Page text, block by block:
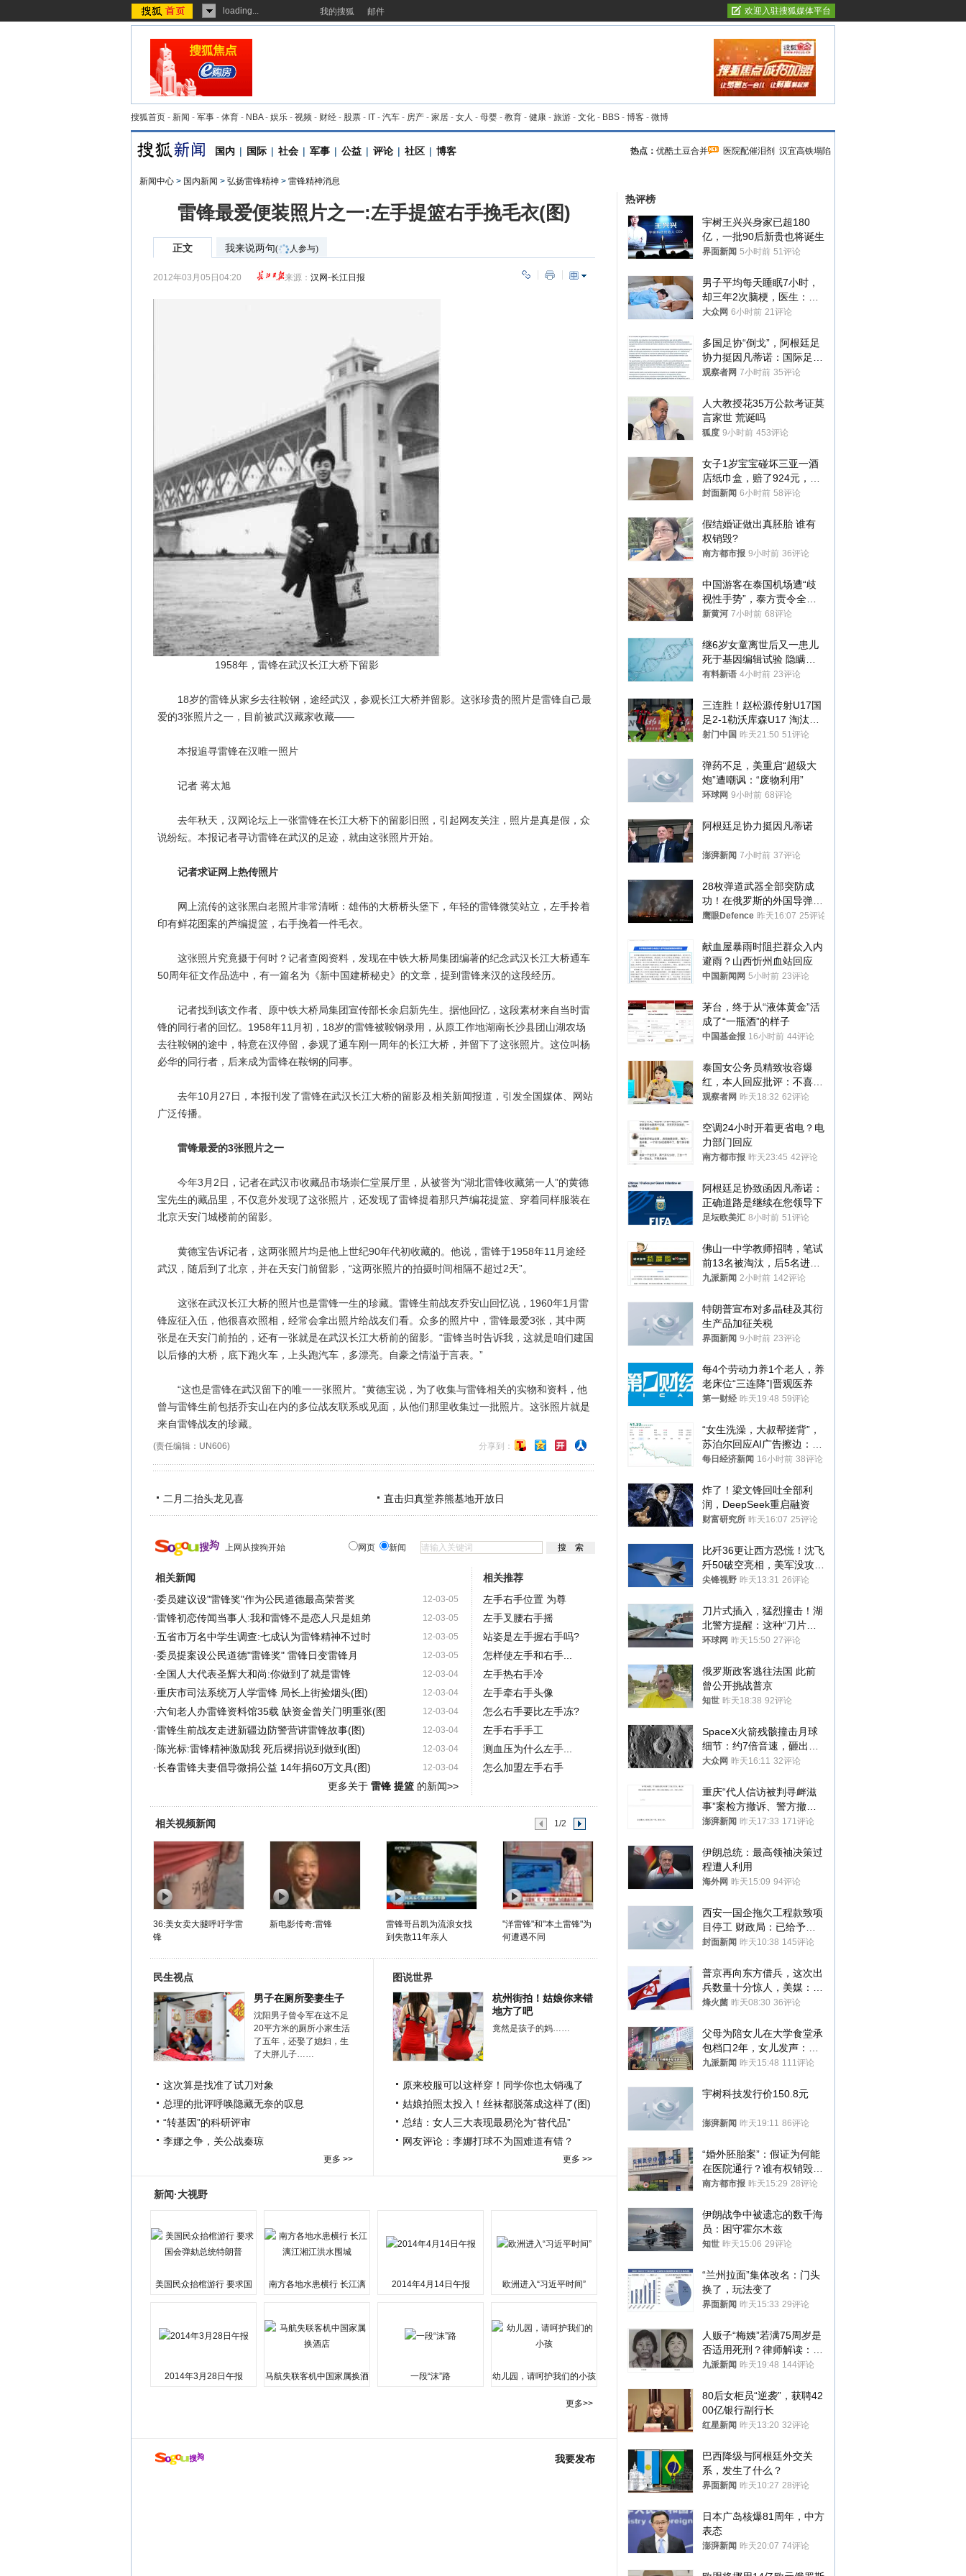
loading... 我的搜狐 邮件 欢迎入驻搜狐媒体平台
搜狐首页 - 新闻 - 军事 - 体育 - NBA- 娱乐 - 视频 - 财经 - 股票 - IT - 汽车 - 房产 - 家居 - 女人 - 母婴 - 教育 - 健康 - 旅游 - 文化 - BBS - 博客 - 微博
国内 | 国际 | 社会 | 军事 | 公益 | 评论 | 社区 | 博客 热点： 优酷土豆合并 医院配催泪剂 汉宜高铁塌陷
新闻中心 > 国内新闻 > 弘扬雷锋精神 > 雷锋精神消息
雷锋最爱便装照片之一:左手提篮右手挽毛衣(图)
正文 我来说两句( 人参与)
2012年03月05日04:20 来源： 汉网-长江日报
1958年，雷锋在武汉长江大桥下留影
18岁的雷锋从家乡去往鞍钢，途经武汉，参观长江大桥并留影。这张珍贵的照片是雷锋自己最
爱的3张照片之一，目前被武汉藏家收藏——
本报追寻雷锋在汉唯一照片
记者 蒋太旭
去年秋天，汉网论坛上一张雷锋在长江大桥下的留影旧照，引起网友关注，照片是真是假，众
说纷纭。本报记者寻访雷锋在武汉的足迹，就由这张照片开始。
记者求证网上热传照片
网上流传的这张黑白老照片非常清晰：雄伟的大桥桥头堡下，年轻的雷锋微笑站立，左手拎着
印有鲜花图案的芦编提篮，右手挽着一件毛衣。
这张照片究竟摄于何时？记者查阅资料，发现在中铁大桥局集团编著的纪念武汉长江大桥通车
50周年征文作品选中，有一篇名为《新中国建桥秘史》的文章，提到雷锋来汉的这段经历。
记者找到该文作者、原中铁大桥局集团宣传部长余启新先生。据他回忆，这段素材来自当时雷
锋的同行者的回忆。1958年11月初，18岁的雷锋被鞍钢录用，从原工作地湖南长沙县团山湖农场
去往鞍钢的途中，特意在汉停留，参观了通车刚一周年的长江大桥，并留下了这张照片。这位叫杨
必华的同行者，后来成为雷锋在鞍钢的同事。
去年10月27日，本报刊发了雷锋在武汉长江大桥的留影及相关新闻报道，引发全国媒体、网站
广泛传播。
雷锋最爱的3张照片之一
今年3月2日，记者在武汉市收藏品市场崇仁堂展厅里，从被誉为“湖北雷锋收藏第一人”的黄德
宝先生的藏品里，不仅意外发现了这张照片，还发现了雷锋提着那只芦编花提篮、穿着同样服装在
北京天安门城楼前的留影。
黄德宝告诉记者，这两张照片均是他上世纪90年代初收藏的。他说，雷锋于1958年11月途经
武汉，随后到了北京，并在天安门前留影，“这两张照片的拍摄时间相隔不超过2天”。
这张在武汉长江大桥的照片也是雷锋一生的珍藏。雷锋生前战友乔安山回忆说，1960年1月雷
锋应征入伍，他很喜欢照相，经常会拿出照片给战友们看。众多的照片中，雷锋最爱3张，其中两
张是在天安门前拍的，还有一张就是在武汉长江大桥前的留影。“雷锋当时告诉我，这就是咱们建国
以后修的大桥，底下跑火车，上头跑汽车，多漂亮。自豪之情溢于言表。”
“这也是雷锋在武汉留下的唯一一张照片。”黄德宝说，为了收集与雷锋相关的实物和资料，他
曾与雷锋生前包括乔安山在内的多位战友联系或见面，从他们那里收集过一批照片。这张照片就是
来自雷锋战友的珍藏。
(责任编辑：UN606) 分享到：
二月二抬头龙见喜 直击归真堂养熊基地开放日
上网从搜狗开始 网页 新闻
相关新闻
12-03-05
·委员建议设"雷锋奖"作为公民道德最高荣誉奖
12-03-05
·雷锋初恋传闻当事人:我和雷锋不是恋人只是姐弟
12-03-05
·五省市万名中学生调查:七成认为雷锋精神不过时
12-03-05
·委员提案设公民道德"雷锋奖" 雷锋日变雷锋月
12-03-04
·全国人大代表圣辉大和尚:你做到了就是雷锋
12-03-04
·重庆市司法系统万人学雷锋 局长上街捡烟头(图)
12-03-04
·六旬老人办雷锋资料馆35载 缺资金曾关门明重张(图
12-03-04
·雷锋生前战友走进新疆边防警营讲雷锋故事(图)
12-03-04
· 陈光标:雷锋精神激励我 死后裸捐说到做到(图)
12-03-04
·长春雷锋夫妻倡导微捐公益 14年捐60万文具(图)
更多关于 雷锋 提篮的新闻>>
相关推荐
左手右手位置 为尊
左手叉腰右手摇
站姿是左手握右手吗?
怎样使左手和右手...
左手热右手冷
左手牵右手头像
怎么右手要比左手冻?
左手右手手工
测血压为什么左手...
怎么加盟左手右手
相关视频新闻 1/2
36:美女卖大腿呼吁学雷
锋
新电影传奇:雷锋
雷锋哥吕凯为流浪女找
到失散11年亲人
"洋雷锋"和"本土雷锋"为
何遭遇不同
民生视点
男子在厕所娶妻生子
沈阳男子曾令军在这不足
20平方米的厕所小家生活
了五年，还娶了媳妇，生
了大胖儿子……
这次算是找准了试刀对象
总理的批评呼唤隐藏无奈的叹息
“转基因”的科研评审
李娜之争，关公战秦琼
更多 >>
图说世界
杭州街拍！姑娘你来错
地方了吧
竟然是孩子的妈……
原来校服可以这样穿！同学你也太销魂了
姑娘拍照太投入！丝袜都脱落成这样了(图)
总结：女人三大表现最易沦为“替代品”
网友评论：李娜打球不为国难道有错？
更多 >>
新闻·大视野
美国民众抬棺游行 要求国
南方各地水患横行 长江漓
2014年4月14日午报 欧洲进入“习近平时间”
2014年3月28日午报
马航失联客机中国家属换酒
一段“沫”路 幼儿园，请呵护我们的小孩
更多>>
我要发布
热评榜
宇树王兴兴身家已超180
亿，一批90后新贵也将诞生
界面新闻 5小时前 51评论
男子平均每天睡眠7小时，
却三年2次脑梗，医生：这
样睡觉更伤身
大众网 6小时前 21评论
多国足协“倒戈”，阿根廷足
协力挺因凡蒂诺：国际足联
今后应继续在其领导下前行
观察者网 7小时前 35评论
人大教授花35万公款考证莫
言家世 荒诞吗
狐度 9小时前 453评论
女子1岁宝宝碰坏三亚一酒
店纸巾盒，赔了924元，发
帖吐槽后酒店退还一半的
封面新闻 6小时前 58评论
假结婚证做出真胚胎 谁有
权销毁?
南方都市报 9小时前 36评论
中国游客在泰国机场遭“歧
视性手势”，泰方责令全面
调查，对责任人采取最严厉
新黄河 7小时前 68评论
继6岁女童离世后又一患儿
死于基因编辑试验 隐瞒一
年才对外披露
有料新语 4小时前 23评论
三连胜！赵松源传射U17国
足2-1勒沃库森U17 淘汰赛
将战河床
射门中国 昨天21:50 51评论
弹药不足，美重启“超级大
炮”遭嘲讽：“废物利用”
环球网 9小时前 68评论
阿根廷足协力挺因凡蒂诺
澎湃新闻 7小时前 37评论
28枚弹道武器全部突防成
功！在俄罗斯的外国导弹发
射车都是合法打击目标
鹰眼Defence 昨天16:07 25评论
献血屋暴雨时阻拦群众入内
避雨？山西忻州血站回应
中国新闻网 5小时前 23评论
茅台，终于从“液体黄金”活
成了“一瓶酒”的样子
中国基金报 16小时前 44评论
泰国女公务员精致妆容爆
红，本人回应批评：不喜欢
就别看
观察者网 昨天18:32 62评论
空调24小时开着更省电？电
力部门回应
南方都市报 昨天23:45 42评论
阿根廷足协致函因凡蒂诺：
正确道路是继续在您领导下
足坛欧美汇 8小时前 51评论
佛山一中学教师招聘，笔试
前13名被淘汰，后5名进体
检，被疑萝卜岗，官方通
九派新闻 2小时前 142评论
特朗普宣布对多晶硅及其衍
生产品加征关税
界面新闻 9小时前 23评论
每4个劳动力养1个老人，养
老床位“三连降”|晋观医养
第一财经 昨天19:48 59评论
“女生洗澡，大叔帮搓背”，
苏泊尔回应AI广告擦边：视
频全下架，已强化内容管理
每日经济新闻 16小时前 38评论
炸了！梁文锋回吐全部利
润，DeepSeek重启融资
财富研究所 昨天16:07 25评论
比歼36更让西方恐慌！沈飞
歼50破空亮相，美军没攻克
的技术被拿下
尖锋视野 昨天13:31 26评论
刀片式插入，猛烈撞击！湖
北警方提醒：这种“刀片超
车”，太危险了
环球网 昨天15:50 27评论
俄罗斯政客逃往法国 此前
曾公开挑战普京
知世 昨天18:38 92评论
SpaceX火箭残骸撞击月球
细节：约7倍音速，砸出直
径约30米撞击坑
大众网 昨天16:11 32评论
重庆“代人信访被判寻衅滋
事”案检方撤诉、警方撤
案，两被告人获国赔
澎湃新闻 昨天17:33 171评论
伊朗总统：最高领袖决策过
程遭人利用
海外网 昨天15:09 94评论
西安一国企拖欠工程款致项
目停工 财政局：已给予处
分，正督促整改
封面新闻 昨天10:38 145评论
普京再向东方借兵，这次出
兵数量十分惊人，美媒：俄
朝要动真格？
烽火菌 昨天08:30 36评论
父母为陪女儿在大学食堂承
包档口2年，女儿发声：初
衷是为了陪伴，毕业后将不
九派新闻 昨天15:48 111评论
宇树科技发行价150.8元
澎湃新闻 昨天19:11 86评论
“婚外胚胎案”：假证为何能
在医院通行？谁有权销毁胚
胎？
南方都市报 昨天15:29 28评论
伊朗战争中被遗忘的数千海
员：困守霍尔木兹
知世 昨天15:06 29评论
“兰州拉面”集体改名：门头
换了，玩法变了
界面新闻 昨天15:33 29评论
人贩子“梅姨”若满75周岁是
否适用死刑？律师解读：很
大概率不会被判处死刑
九派新闻 昨天19:48 144评论
80后女柜员“逆袭”，获聘42
00亿银行副行长
红星新闻 昨天13:20 32评论
巴西降级与阿根廷外交关
系，发生了什么？
界面新闻 昨天10:27 28评论
日本广岛核爆81周年，中方
表态
澎湃新闻 昨天20:07 74评论